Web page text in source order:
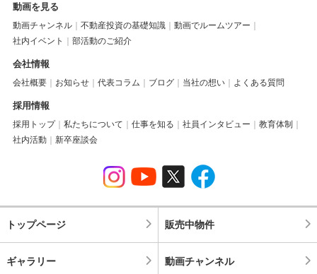
動画を見る
動画チャンネル 不動産投資の基礎知識
動画でルームツアー
社内イベント
部活動のご紹介
会社情報
会社概要 お知らせ 代表コラム ブログ 当社の想い よくある質問
採用情報
採用トップ 私たちについて 仕事を知る 社員インタビュー
教育体制
社内活動
新卒座談会
トップページ 販売中物件
ギャラリー 動画チャンネル